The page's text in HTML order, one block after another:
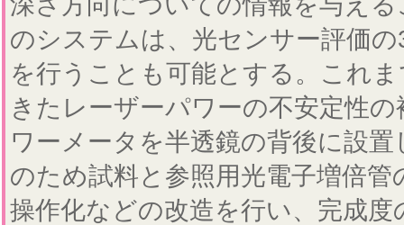
のシステムは、光センサー評価
を行うことも可能とする。これ
きたレーザーパワーの不安定性
ワーメータを半透鏡の背後に設置
のため試料と参照用光電子増倍管
操作化などの改造を行い、完成